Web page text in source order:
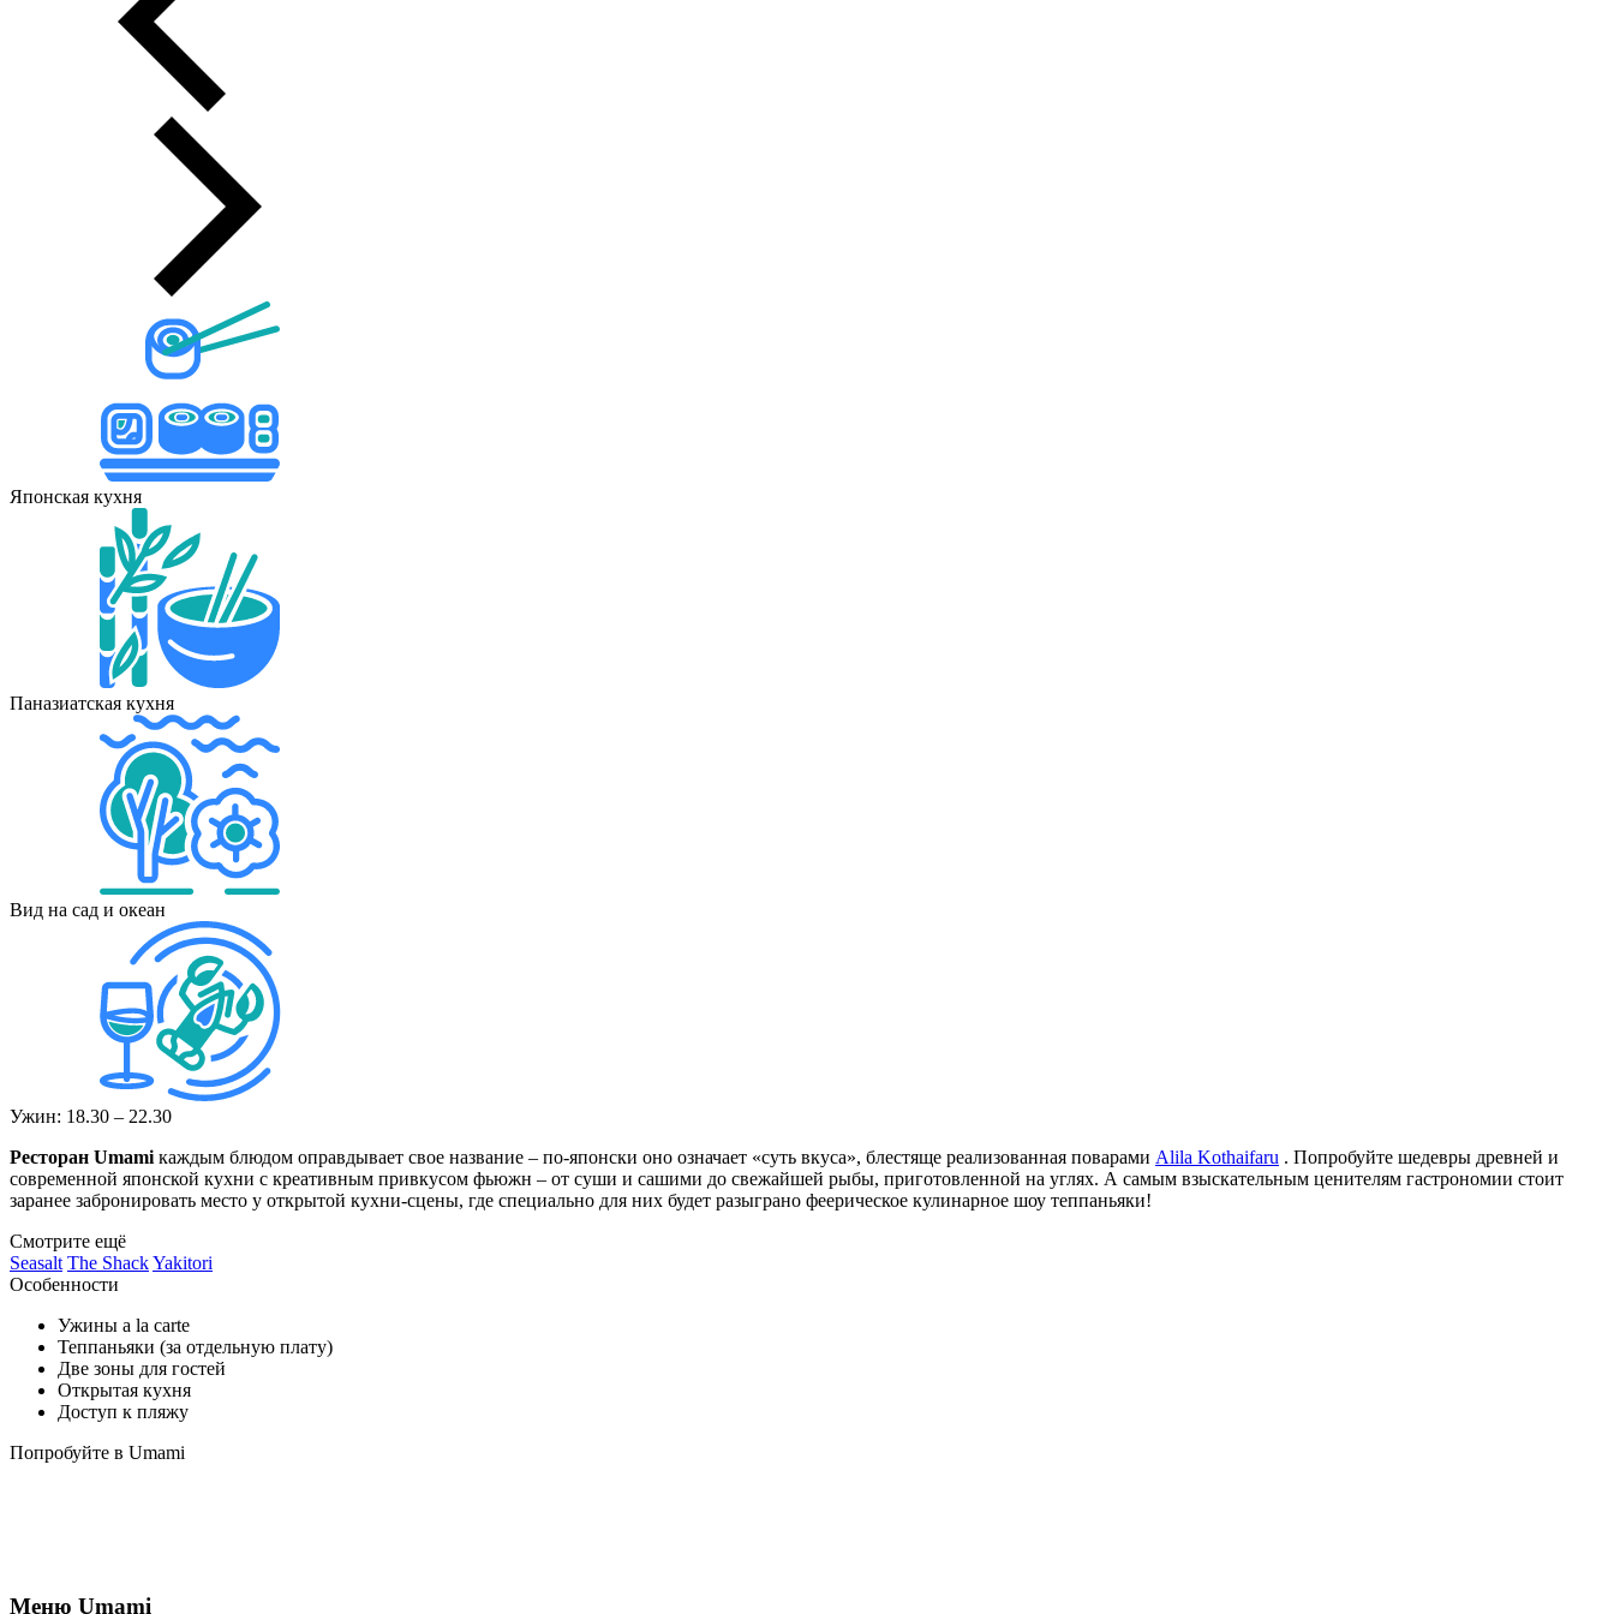
Японская кухня
Паназиатская кухня
Вид на сад и океан
Ужин: 18.30 – 22.30
Ресторан Umami каждым блюдом оправдывает свое название – по-японски оно означает «суть вкуса», блестяще реализованная поварами Alila Kothaifaru . Попробуйте шедевры древней и
современной японской кухни с креативным привкусом фьюжн – от суши и сашими до свежайшей рыбы, приготовленной на углях. А самым взыскательным ценителям гастрономии стоит
заранее забронировать место у открытой кухни-сцены, где специально для них будет разыграно феерическое кулинарное шоу теппаньяки!
Смотрите ещё
Seasalt The ShackYakitori
Особенности
Ужины a la carte
Теппаньяки (за отдельную плату)
Две зоны для гостей
Открытая кухня
Доступ к пляжу
Попробуйте в Umami
Меню Umami